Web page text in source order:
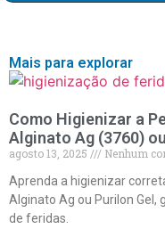
Mais para explorar
Como Higienizar a
Alginato Ag (3760)
agosto 13, 2025
Nenhum
Aprenda a higienizar
Alginato Ag ou Purilon
de feridas.